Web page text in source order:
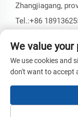
Zhangjiagang,
Tel.:+86
Direitos Autorais ©
We value your
We use cookies and
don't want to accept